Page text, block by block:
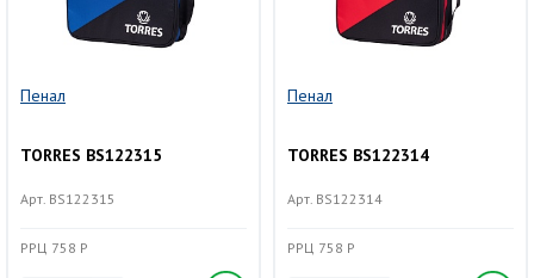
Пенал
TORRES BS122315
Арт. BS122315
РРЦ 758 Р
Пенал
TORRES BS122314
Арт. BS122314
РРЦ 758 Р